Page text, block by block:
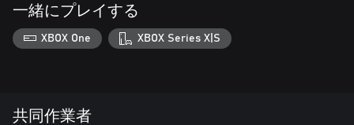
一緒にプレイする
XBOX One XBOX Series X|S
共同作業者